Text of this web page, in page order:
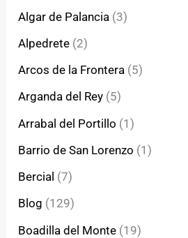
Algar de Palancia (3)
Alpedrete (2)
Arcos de la Frontera (5)
Arganda del Rey (5)
Arrabal del Portillo (1)
Barrio de San Lorenzo (1)
Bercial (7)
Blog (129)
Boadilla del Monte (19)